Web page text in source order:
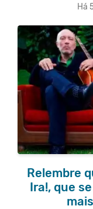
Há
Relembre
Ira!, que